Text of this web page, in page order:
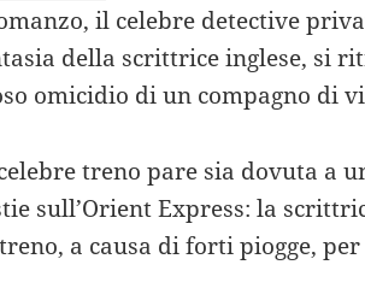
il celebre detective
della scrittrice inglese, si
omicidio di un compagno di
treno pare sia dovuta a
sull’Orient Express: la
a causa di forti piogge,